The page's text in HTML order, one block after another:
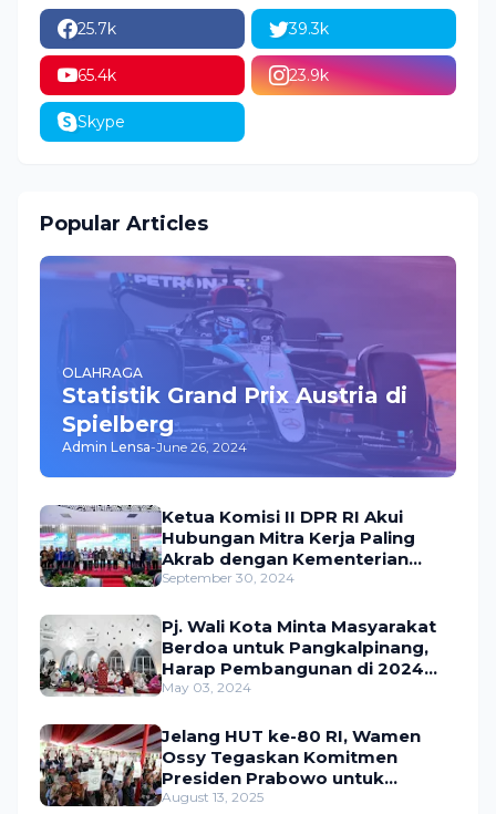
25.7k 39.3k
65.4k 23.9k
Skype
Popular Articles
OLAHRAGA
Statistik Grand Prix Austria di
Spielberg
Admin Lensa-June 26, 2024
Ketua Komisi II DPR RI Akui
Hubungan Mitra Kerja Paling
Akrab dengan Kementerian
ATR/BPN
September 30, 2024
Pj. Wali Kota Minta Masyarakat
Berdoa untuk Pangkalpinang,
Harap Pembangunan di 2024
Berjalan Lancar
May 03, 2024
Jelang HUT ke-80 RI, Wamen
Ossy Tegaskan Komitmen
Presiden Prabowo untuk
Menyejahterakan Rakyat
August 13, 2025